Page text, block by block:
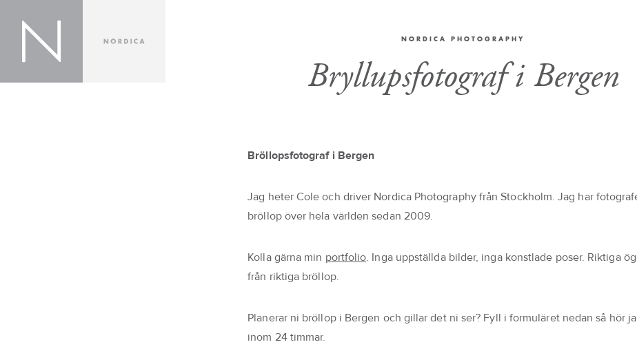
NORDICA PHOTOGRAPHY
Bryllupsfotograf i Bergen
Bröllopsfotograf i Bergen
Jag heter Cole och driver Nordica Photography från Stockholm. Jag har
bröllop över hela världen sedan 2009.
Kolla gärna min portfolio. Inga uppställda bilder, inga konstlade poser. Riktiga
från riktiga bröllop.
Planerar ni bröllop i Bergen och gillar det ni ser? Fyll i formuläret nedan så hör
inom 24 timmar.